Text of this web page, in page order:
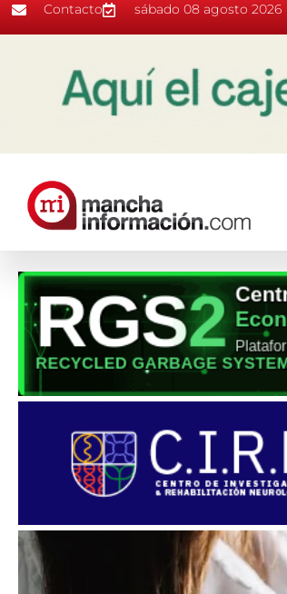
Contacto sábado 08 agosto 2026